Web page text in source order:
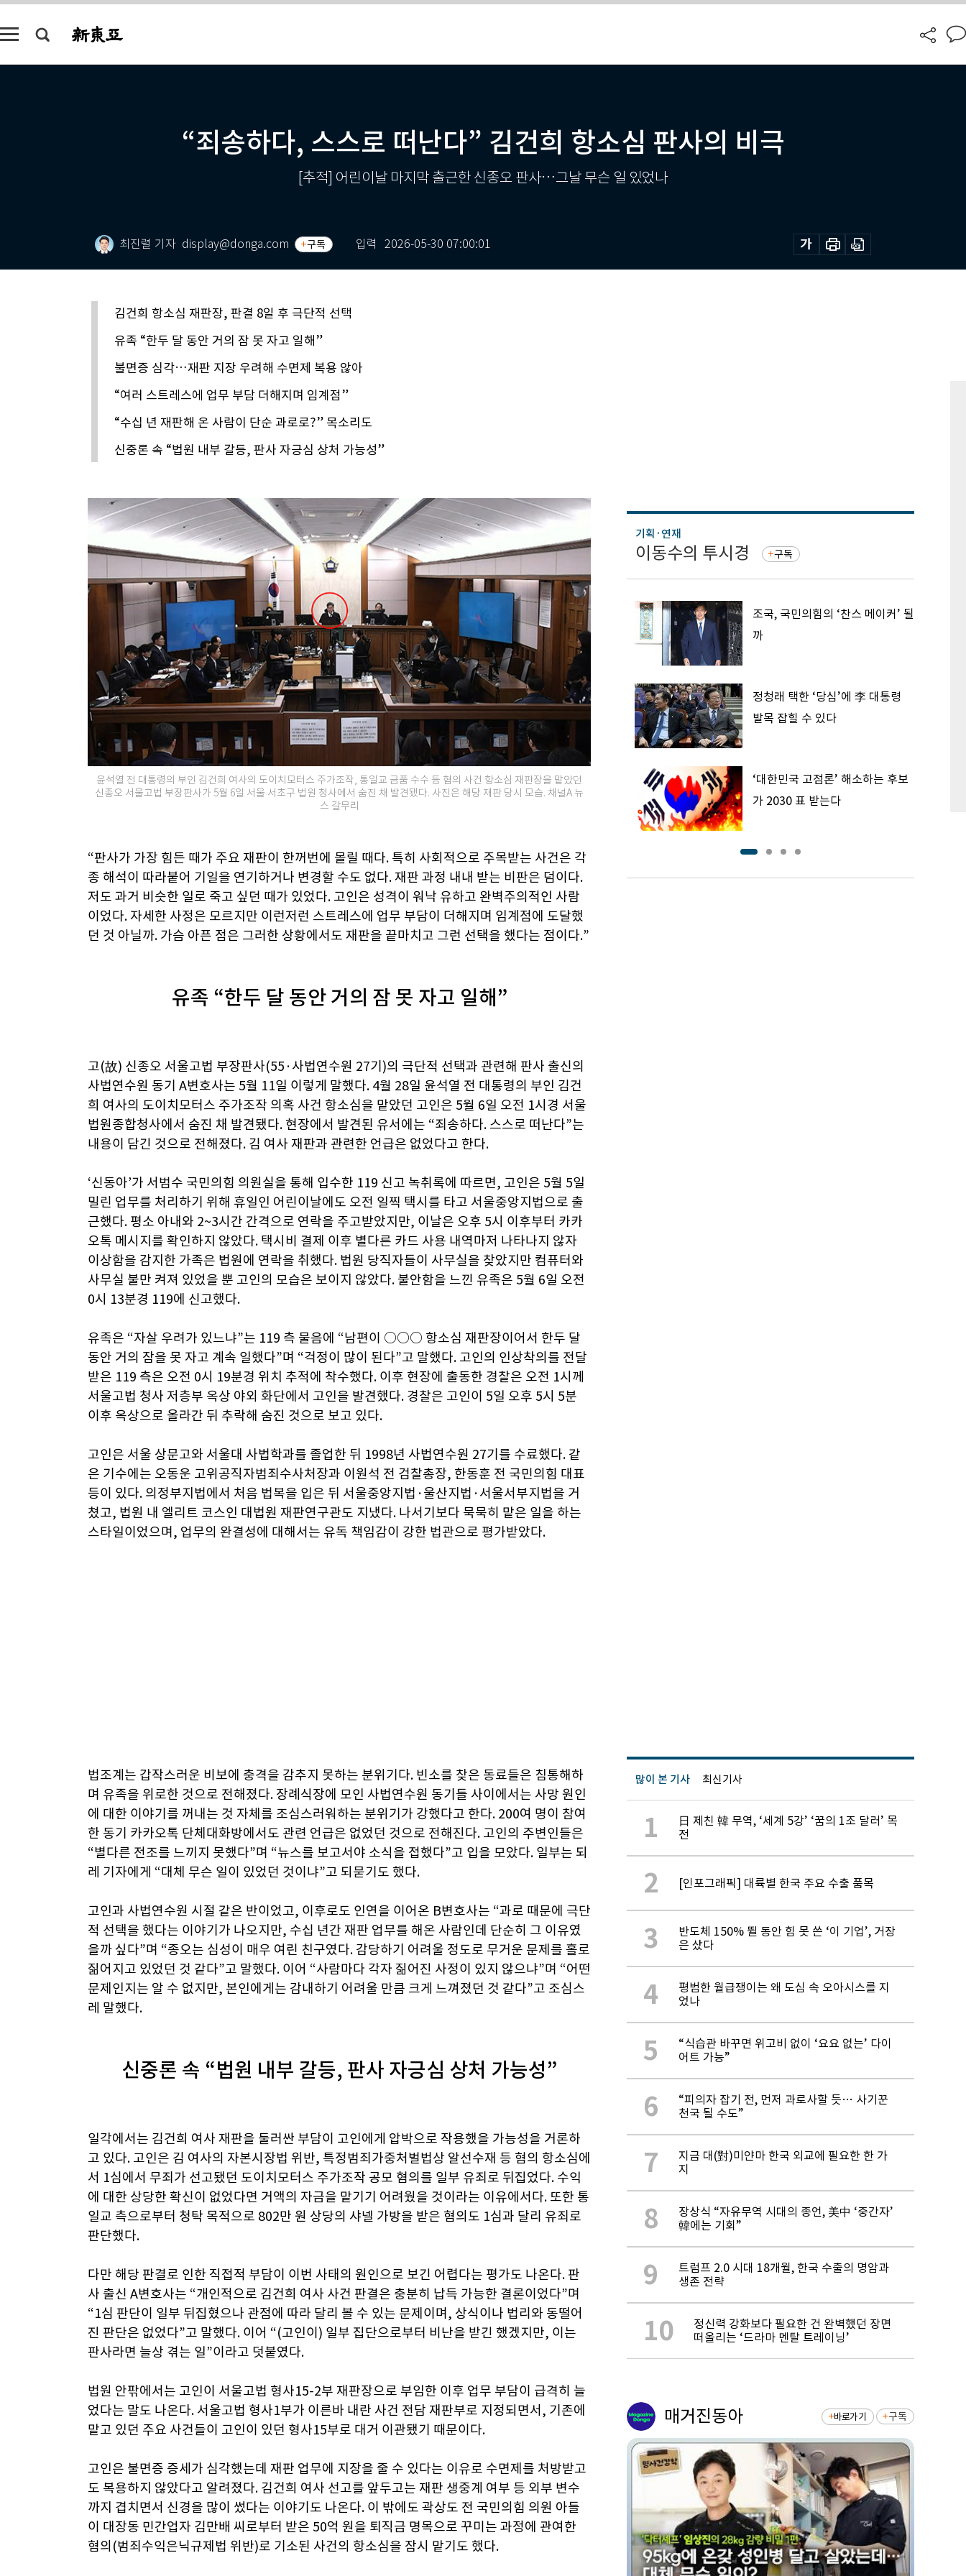
“죄송하다, 스스로 떠난다” 김건희 항소심 판사의 비극
[추적] 어린이날 마지막 출근한 신종오 판사…그날 무슨 일 있었나
최진렬 기자 display@donga.com 구독 입력 2026-05-30 07:00:01
김건희 항소심 재판장, 판결 8일 후 극단적 선택
유족 “한두 달 동안 거의 잠 못 자고 일해”
불면증 심각…재판 지장 우려해 수면제 복용 않아
“여러 스트레스에 업무 부담 더해지며 임계점”
“수십 년 재판해 온 사람이 단순 과로로?” 목소리도
신중론 속 “법원 내부 갈등, 판사 자긍심 상처 가능성”
윤석열 전 대통령의 부인 김건희 여사의 도이치모터스 주가조작, 통일교 금품 수수 등 혐의 사건 항소심 재판장을 맡았던
신종오 서울고법 부장판사가 5월 6일 서울 서초구 법원 청사에서 숨진 채 발견됐다. 사진은 해당 재판 당시 모습. 채널A 뉴
스 갈무리
“판사가 가장 힘든 때가 주요 재판이 한꺼번에 몰릴 때다. 특히 사회적으로 주목받는 사건은 각
종 해석이 따라붙어 기일을 연기하거나 변경할 수도 없다. 재판 과정 내내 받는 비판은 덤이다.
저도 과거 비슷한 일로 죽고 싶던 때가 있었다. 고인은 성격이 워낙 유하고 완벽주의적인 사람
이었다. 자세한 사정은 모르지만 이런저런 스트레스에 업무 부담이 더해지며 임계점에 도달했
던 것 아닐까. 가슴 아픈 점은 그러한 상황에서도 재판을 끝마치고 그런 선택을 했다는 점이다.”
유족 “한두 달 동안 거의 잠 못 자고 일해”
고(故) 신종오 서울고법 부장판사(55·사법연수원 27기)의 극단적 선택과 관련해 판사 출신의
사법연수원 동기 A변호사는 5월 11일 이렇게 말했다. 4월 28일 윤석열 전 대통령의 부인 김건
희 여사의 도이치모터스 주가조작 의혹 사건 항소심을 맡았던 고인은 5월 6일 오전 1시경 서울
법원종합청사에서 숨진 채 발견됐다. 현장에서 발견된 유서에는 “죄송하다. 스스로 떠난다”는
내용이 담긴 것으로 전해졌다. 김 여사 재판과 관련한 언급은 없었다고 한다.
‘신동아’가 서범수 국민의힘 의원실을 통해 입수한 119 신고 녹취록에 따르면, 고인은 5월 5일
밀린 업무를 처리하기 위해 휴일인 어린이날에도 오전 일찍 택시를 타고 서울중앙지법으로 출
근했다. 평소 아내와 2~3시간 간격으로 연락을 주고받았지만, 이날은 오후 5시 이후부터 카카
오톡 메시지를 확인하지 않았다. 택시비 결제 이후 별다른 카드 사용 내역마저 나타나지 않자
이상함을 감지한 가족은 법원에 연락을 취했다. 법원 당직자들이 사무실을 찾았지만 컴퓨터와
사무실 불만 켜져 있었을 뿐 고인의 모습은 보이지 않았다. 불안함을 느낀 유족은 5월 6일 오전
0시 13분경 119에 신고했다.
유족은 “자살 우려가 있느냐”는 119 측 물음에 “남편이 ○○○ 항소심 재판장이어서 한두 달
동안 거의 잠을 못 자고 계속 일했다”며 “걱정이 많이 된다”고 말했다. 고인의 인상착의를 전달
받은 119 측은 오전 0시 19분경 위치 추적에 착수했다. 이후 현장에 출동한 경찰은 오전 1시께
서울고법 청사 저층부 옥상 야외 화단에서 고인을 발견했다. 경찰은 고인이 5일 오후 5시 5분
이후 옥상으로 올라간 뒤 추락해 숨진 것으로 보고 있다.
고인은 서울 상문고와 서울대 사법학과를 졸업한 뒤 1998년 사법연수원 27기를 수료했다. 같
은 기수에는 오동운 고위공직자범죄수사처장과 이원석 전 검찰총장, 한동훈 전 국민의힘 대표
등이 있다. 의정부지법에서 처음 법복을 입은 뒤 서울중앙지법·울산지법·서울서부지법을 거
쳤고, 법원 내 엘리트 코스인 대법원 재판연구관도 지냈다. 나서기보다 묵묵히 맡은 일을 하는
스타일이었으며, 업무의 완결성에 대해서는 유독 책임감이 강한 법관으로 평가받았다.
법조계는 갑작스러운 비보에 충격을 감추지 못하는 분위기다. 빈소를 찾은 동료들은 침통해하
며 유족을 위로한 것으로 전해졌다. 장례식장에 모인 사법연수원 동기들 사이에서는 사망 원인
에 대한 이야기를 꺼내는 것 자체를 조심스러워하는 분위기가 강했다고 한다. 200여 명이 참여
한 동기 카카오톡 단체대화방에서도 관련 언급은 없었던 것으로 전해진다. 고인의 주변인들은
“별다른 전조를 느끼지 못했다”며 “뉴스를 보고서야 소식을 접했다”고 입을 모았다. 일부는 되
레 기자에게 “대체 무슨 일이 있었던 것이냐”고 되묻기도 했다.
고인과 사법연수원 시절 같은 반이었고, 이후로도 인연을 이어온 B변호사는 “과로 때문에 극단
적 선택을 했다는 이야기가 나오지만, 수십 년간 재판 업무를 해온 사람인데 단순히 그 이유였
을까 싶다”며 “종오는 심성이 매우 여린 친구였다. 감당하기 어려울 정도로 무거운 문제를 홀로
짊어지고 있었던 것 같다”고 말했다. 이어 “사람마다 각자 짊어진 사정이 있지 않으냐”며 “어떤
문제인지는 알 수 없지만, 본인에게는 감내하기 어려울 만큼 크게 느껴졌던 것 같다”고 조심스
레 말했다.
신중론 속 “법원 내부 갈등, 판사 자긍심 상처 가능성”
일각에서는 김건희 여사 재판을 둘러싼 부담이 고인에게 압박으로 작용했을 가능성을 거론하
고 있다. 고인은 김 여사의 자본시장법 위반, 특정범죄가중처벌법상 알선수재 등 혐의 항소심에
서 1심에서 무죄가 선고됐던 도이치모터스 주가조작 공모 혐의를 일부 유죄로 뒤집었다. 수익
에 대한 상당한 확신이 없었다면 거액의 자금을 맡기기 어려웠을 것이라는 이유에서다. 또한 통
일교 측으로부터 청탁 목적으로 802만 원 상당의 샤넬 가방을 받은 혐의도 1심과 달리 유죄로
판단했다.
다만 해당 판결로 인한 직접적 부담이 이번 사태의 원인으로 보긴 어렵다는 평가도 나온다. 판
사 출신 A변호사는 “개인적으로 김건희 여사 사건 판결은 충분히 납득 가능한 결론이었다”며
“1심 판단이 일부 뒤집혔으나 관점에 따라 달리 볼 수 있는 문제이며, 상식이나 법리와 동떨어
진 판단은 없었다”고 말했다. 이어 “(고인이) 일부 집단으로부터 비난을 받긴 했겠지만, 이는
판사라면 늘상 겪는 일”이라고 덧붙였다.
법원 안팎에서는 고인이 서울고법 형사15-2부 재판장으로 부임한 이후 업무 부담이 급격히 늘
었다는 말도 나온다. 서울고법 형사1부가 이른바 내란 사건 전담 재판부로 지정되면서, 기존에
맡고 있던 주요 사건들이 고인이 있던 형사15부로 대거 이관됐기 때문이다.
고인은 불면증 증세가 심각했는데 재판 업무에 지장을 줄 수 있다는 이유로 수면제를 처방받고
도 복용하지 않았다고 알려졌다. 김건희 여사 선고를 앞두고는 재판 생중계 여부 등 외부 변수
까지 겹치면서 신경을 많이 썼다는 이야기도 나온다. 이 밖에도 곽상도 전 국민의힘 의원 아들
이 대장동 민간업자 김만배 씨로부터 받은 50억 원을 퇴직금 명목으로 꾸미는 과정에 관여한
혐의(범죄수익은닉규제법 위반)로 기소된 사건의 항소심을 잠시 맡기도 했다.
기획·연재
이동수의 투시경 구독
조국, 국민의힘의 ‘찬스 메이커’ 될
까
정청래 택한 ‘당심’에 李 대통령
발목 잡힐 수 있다
‘대한민국 고점론’ 해소하는 후보
가 2030 표 받는다
많이 본 기사 최신기사
1
日 제친 韓 무역, ‘세계 5강’ ‘꿈의 1조 달러’ 목
전
2 [인포그래픽] 대륙별 한국 주요 수출 품목
3
반도체 150% 뛸 동안 힘 못 쓴 ‘이 기업’, 거장
은 샀다
4
평범한 월급쟁이는 왜 도심 속 오아시스를 지
었나
5
“식습관 바꾸면 위고비 없이 ‘요요 없는’ 다이
어트 가능”
6
“피의자 잡기 전, 먼저 과로사할 듯… 사기꾼
천국 될 수도”
7
지금 대(對)미얀마 한국 외교에 필요한 한 가
지
8
장상식 “자유무역 시대의 종언, 美中 ‘중간자’
韓에는 기회”
9
트럼프 2.0 시대 18개월, 한국 수출의 명암과
생존 전략
10
정신력 강화보다 필요한 건 완벽했던 장면
떠올리는 ‘드라마 멘탈 트레이닝’
매거진동아 바로가기 구독